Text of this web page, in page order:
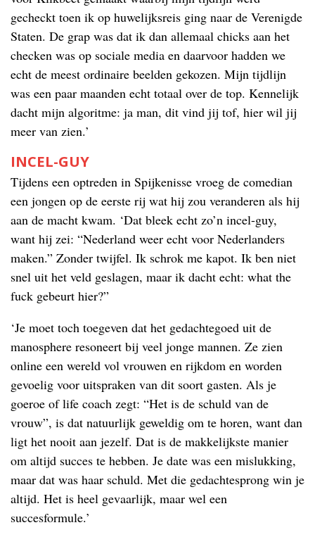
gecheckt toen ik op huwelijksreis ging naar de Verenigde
Staten. De grap was dat ik dan allemaal chicks aan het
checken was op sociale media en daarvoor hadden we
echt de meest ordinaire beelden gekozen. Mijn tijdlijn
was een paar maanden echt totaal over de top. Kennelijk
dacht mijn algoritme: ja man, dit vind jij tof, hier wil jij
meer van zien.’
INCEL-GUY
Tijdens een optreden in Spijkenisse vroeg de comedian
een jongen op de eerste rij wat hij zou veranderen als hij
aan de macht kwam. ‘Dat bleek echt zo’n incel-guy,
want hij zei: “Nederland weer echt voor Nederlanders
maken.” Zonder twijfel. Ik schrok me kapot. Ik ben niet
snel uit het veld geslagen, maar ik dacht echt: what the
fuck gebeurt hier?”
‘Je moet toch toegeven dat het gedachtegoed uit de
manosphere resoneert bij veel jonge mannen. Ze zien
online een wereld vol vrouwen en rijkdom en worden
gevoelig voor uitspraken van dit soort gasten. Als je
goeroe of life coach zegt: “Het is de schuld van de
vrouw”, is dat natuurlijk geweldig om te horen, want dan
ligt het nooit aan jezelf. Dat is de makkelijkste manier
om altijd succes te hebben. Je date was een mislukking,
maar dat was haar schuld. Met die gedachtesprong win je
altijd. Het is heel gevaarlijk, maar wel een
succesformule.’